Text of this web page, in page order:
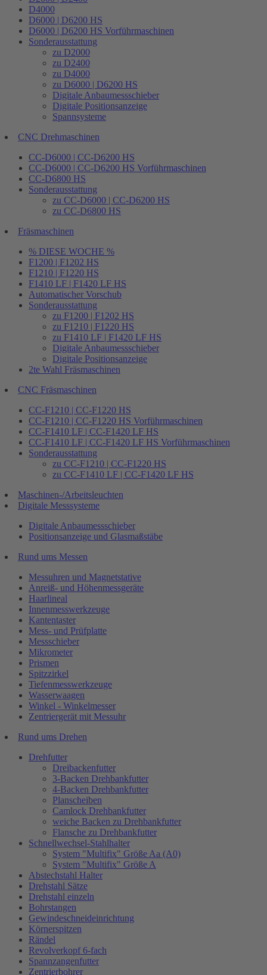
D4000
D6000 | D6200 HS
D6000 | D6200 HS Vorführmaschinen
Sonderausstattung
zu D2000
zu D2400
zu D4000
zu D6000 | D6200 HS
Digitale Anbaumessschieber
Digitale Positionsanzeige
Spannsysteme
CNC Drehmaschinen
CC-D6000 | CC-D6200 HS
CC-D6000 | CC-D6200 HS Vorführmaschinen
CC-D6800 HS
Sonderausstattung
zu CC-D6000 | CC-D6200 HS
zu CC-D6800 HS
Fräsmaschinen
% DIESE WOCHE %
F1200 | F1202 HS
F1210 | F1220 HS
F1410 LF | F1420 LF HS
Automatischer Vorschub
Sonderausstattung
zu F1200 | F1202 HS
zu F1210 | F1220 HS
zu F1410 LF | F1420 LF HS
Digitale Anbaumessschieber
Digitale Positionsanzeige
2te Wahl Fräsmaschinen
CNC Fräsmaschinen
CC-F1210 | CC-F1220 HS
CC-F1210 | CC-F1220 HS Vorführmaschinen
CC-F1410 LF | CC-F1420 LF HS
CC-F1410 LF | CC-F1420 LF HS Vorführmaschinen
Sonderausstattung
zu CC-F1210 | CC-F1220 HS
zu CC-F1410 LF | CC-F1420 LF HS
Maschinen-/Arbeitsleuchten
Digitale Messsysteme
Digitale Anbaumessschieber
Positionsanzeige und Glasmaßstäbe
Rund ums Messen
Messuhren und Magnetstative
Anreiß- und Höhenmessgeräte
Haarlineal
Innenmesswerkzeuge
Kantentaster
Mess- und Prüfplatte
Messschieber
Mikrometer
Prismen
Spitzzirkel
Tiefenmesswerkzeuge
Wasserwaagen
Winkel - Winkelmesser
Zentriergerät mit Messuhr
Rund ums Drehen
Drehfutter
Dreibackenfutter
3-Backen Drehbankfutter
4-Backen Drehbankfutter
Planscheiben
Camlock Drehbankfutter
weiche Backen zu Drehbankfutter
Flansche zu Drehbankfutter
Schnellwechsel-Stahlhalter
System "Multifix" Größe Aa (A0)
System "Multifix" Größe A
Abstechstahl Halter
Drehstahl Sätze
Drehstahl einzeln
Bohrstangen
Gewindeschneideinrichtung
Körnerspitzen
Rändel
Revolverkopf 6-fach
Spannzangenfutter
Zentrierbohrer